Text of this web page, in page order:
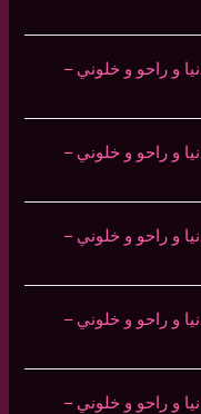
و راحو و خلوني –
و راحو و خلوني –
و راحو و خلوني –
و راحو و خلوني –
و راحو و خلوني –